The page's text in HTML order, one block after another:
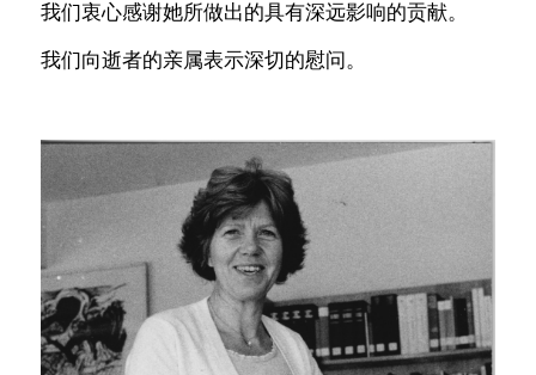
我们衷心感谢她所做出的具有深远影响的贡献。
我们向逝者的亲属表示深切的慰问。